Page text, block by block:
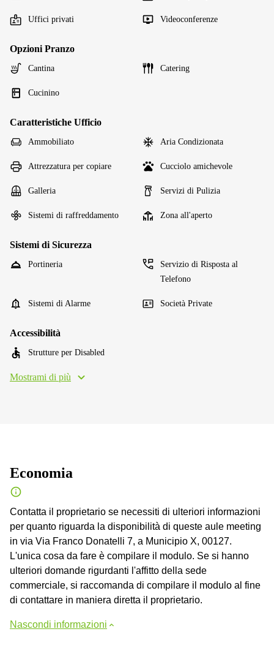
Uffici privati Videoconferenze
Opzioni Pranzo
Cantina Catering
Cucinino
Caratteristiche Ufficio
Ammobiliato Aria Condizionata
Attrezzatura per copiare Cucciolo amichevole
Galleria Servizi di Pulizia
Sistemi di raffreddamento Zona all'aperto
Sistemi di Sicurezza
Portineria
Servizio di Risposta al
Telefono
Sistemi di Alarme Società Private
Accessibilità
Strutture per Disabled
Mostrami di più
Economia
Contatta il proprietario se necessiti di ulteriori informazioni
per quanto riguarda la disponibilità di queste aule meeting
in via Via Franco Donatelli 7, a Municipio X, 00127.
L'unica cosa da fare è compilare il modulo. Se si hanno
ulteriori domande rigurdanti l'affitto della sede
commerciale, si raccomanda di compilare il modulo al fine
di contattare in maniera diretta il proprietario.
Nascondi informazioni